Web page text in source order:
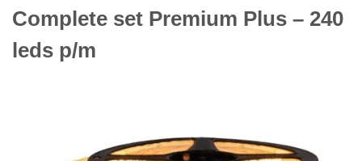
Complete set Premium Plus – 240
leds p/m